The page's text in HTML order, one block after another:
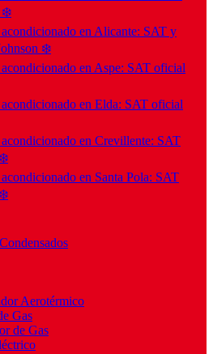
❄️
en Alicante: SAT y
❄️
en Aspe: SAT oficial
en Elda: SAT oficial
en Crevillente: SAT
en Santa Pola: SAT
Aerotérmico
Gas
de Gas